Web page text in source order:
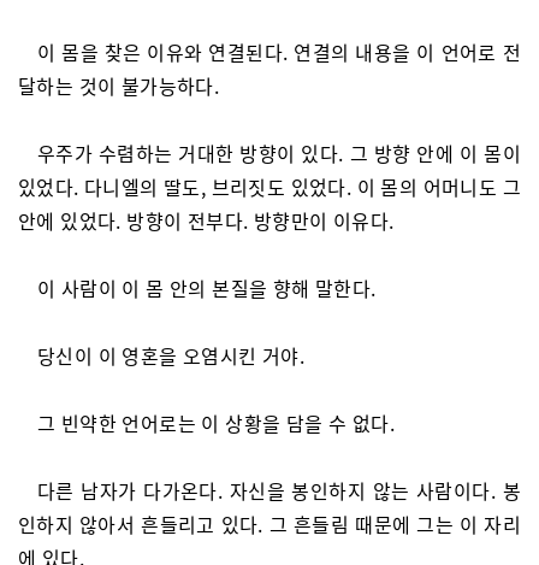
이 몸을 찾은 이유와 연결된다. 연결의 내용을 이 언어로 전
달하는 것이 불가능하다.
우주가 수렴하는 거대한 방향이 있다. 그 방향 안에 이 몸이
있었다. 다니엘의 딸도, 브리짓도 있었다. 이 몸의 어머니도 그
안에 있었다. 방향이 전부다. 방향만이 이유다.
이 사람이 이 몸 안의 본질을 향해 말한다.
당신이 이 영혼을 오염시킨 거야.
그 빈약한 언어로는 이 상황을 담을 수 없다.
다른 남자가 다가온다. 자신을 봉인하지 않는 사람이다. 봉
인하지 않아서 흔들리고 있다. 그 흔들림 때문에 그는 이 자리
에 있다.